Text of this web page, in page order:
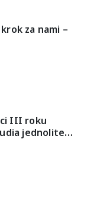
za nami –
III roku
jednolite…